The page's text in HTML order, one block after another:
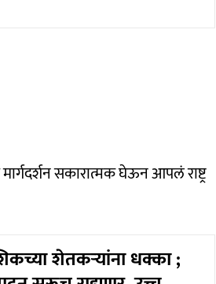
सकारात्मक घेऊन आपलं राष्ट्र
शेतकऱ्यांना धक्का ;